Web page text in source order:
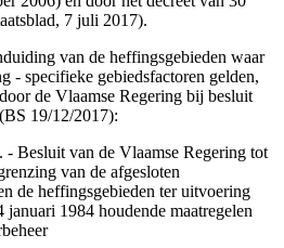
7 juli 2017).
van de heffingsgebieden waar
- specifieke gebiedsfactoren gelden,
de Vlaamse Regering bij besluit
19/12/2017):
Besluit van de Vlaamse Regering tot
van de afgesloten
de heffingsgebieden ter uitvoering
januari 1984 houdende maatregelen